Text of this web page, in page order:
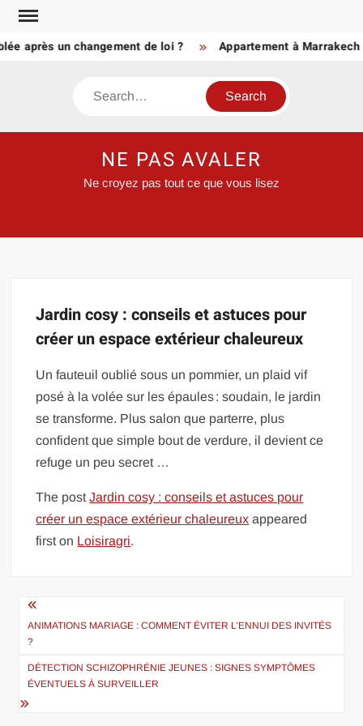
Skip
contentaprès un changement de loi ? Appartement à
Search
NE PAS AVALER
Ne croyez pas tout ce que vous lisez
Jardin cosy : conseils et astuces pour
créer un espace extérieur chaleureux
Un fauteuil oublié sous un pommier, un plaid vif
posé à la volée sur les épaules : soudain, le jardin
se transforme. Plus salon que parterre, plus
confident que simple bout de verdure, il devient ce
refuge un peu secret …
The postJardin cosy : conseils et astuces pour
créer un espace extérieur chaleureux appeared
first on Loisiragri.
Navigation
de
l’article
ANIMATIONS MARIAGE : COMMENT ÉVITER L’ENNUI DES INVITÉS
?
DÉTECTION SCHIZOPHRÉNIE JEUNES : SIGNES SYMPTÔMES
ÉVENTUELS À SURVEILLER